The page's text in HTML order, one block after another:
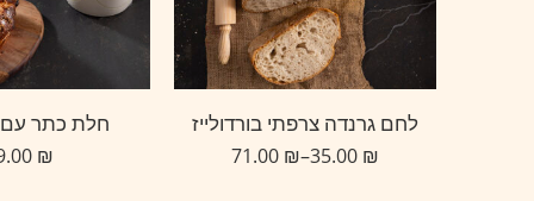
לחם גרנדה צרפתי בורדולייז
₪
–
₪
חלת כתר עם
₪